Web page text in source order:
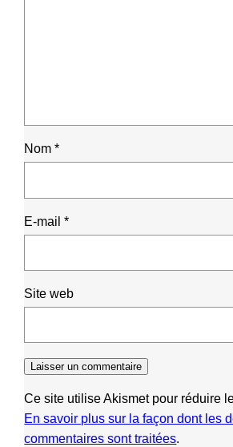
Nom*
E-mail*
Site web
Ce site utilise Akismet pour réduire
En savoir plus sur la façon dont les
commentaires sont traitées.